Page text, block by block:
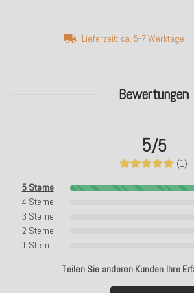
Bewertungen
5/5
(1)
5 Sterne
4 Sterne
3 Sterne
2 Sterne
1 Stern
Teilen Sie anderen Kunden Ihre
Lieferzeit: ca. 5-7 Werktage